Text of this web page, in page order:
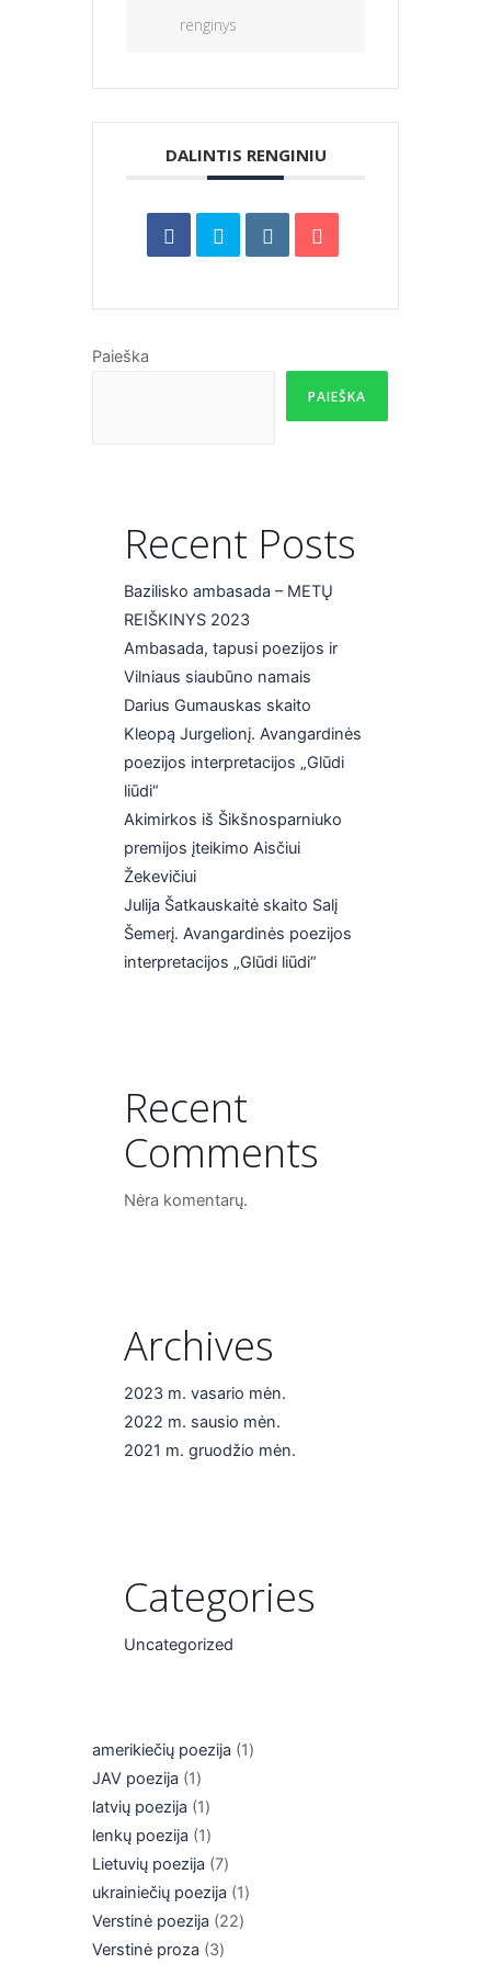
renginys
DALINTIS RENGINIU
Paieška
PAIEŠKA
Recent Posts
Bazilisko ambasada – METŲ
REIŠKINYS 2023
Ambasada, tapusi poezijos ir
Vilniaus siaubūno namais
Darius Gumauskas skaito
Kleopą Jurgelionį. Avangardinės
poezijos interpretacijos „Glūdi
liūdi“
Akimirkos iš Šikšnosparniuko
premijos įteikimo Aisčiui
Žekevičiui
Julija Šatkauskaitė skaito Salį
Šemerį. Avangardinės poezijos
interpretacijos „Glūdi liūdi“
Recent
Comments
Nėra komentarų.
Archives
2023 m. vasario mėn.
2022 m. sausio mėn.
2021 m. gruodžio mėn.
Categories
Uncategorized
amerikiečių poezija
1
JAV poezija
1
latvių poezija
1
lenkų poezija
1
Lietuvių poezija 7
ukrainiečių poezija
1
Verstinė poezija
22
Verstinė proza
3